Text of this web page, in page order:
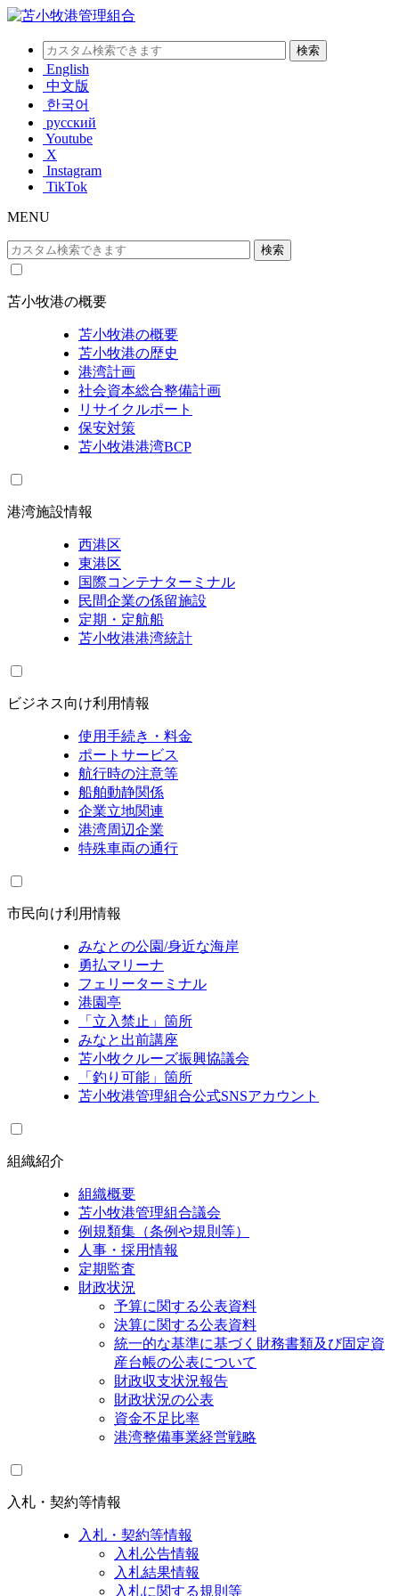
English
中文版
한국어
русский
Youtube
X
Instagram
TikTok
MENU
苫小牧港の概要
苫小牧港の概要
苫小牧港の歴史
港湾計画
社会資本総合整備計画
リサイクルポート
保安対策
苫小牧港港湾BCP
港湾施設情報
西港区
東港区
国際コンテナターミナル
民間企業の係留施設
定期・定航船
苫小牧港港湾統計
ビジネス向け利用情報
使用手続き・料金
ポートサービス
航行時の注意等
船舶動静関係
企業立地関連
港湾周辺企業
特殊車両の通行
市民向け利用情報
みなとの公園/身近な海岸
勇払マリーナ
フェリーターミナル
港園亭
「立入禁止」箇所
みなと出前講座
苫小牧クルーズ振興協議会
「釣り可能」箇所
苫小牧港管理組合公式SNSアカウント
組織紹介
組織概要
苫小牧港管理組合議会
例規類集（条例や規則等）
人事・採用情報
定期監査
財政状況
予算に関する公表資料
決算に関する公表資料
統一的な基準に基づく財務書類及び固定資
産台帳の公表について
財政収支状況報告
財政状況の公表
資金不足比率
港湾整備事業経営戦略
入札・契約等情報
入札・契約等情報
入札公告情報
入札結果情報
入札に関する規則等